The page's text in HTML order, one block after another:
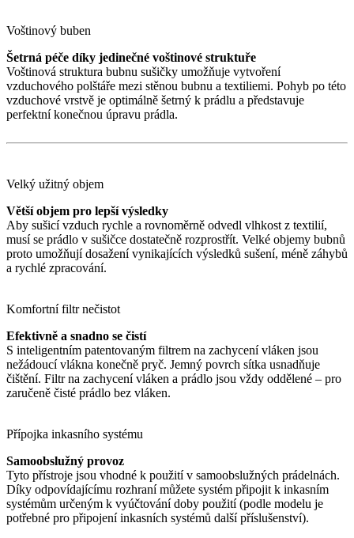
Voštinový buben
Šetrná péče díky jedinečné voštinové struktuře
Voštinová struktura bubnu sušičky umožňuje vytvoření
vzduchového polštáře mezi stěnou bubnu a textiliemi. Pohyb po této
vzduchové vrstvě je optimálně šetrný k prádlu a představuje
perfektní konečnou úpravu prádla.
Velký užitný objem
Větší objem pro lepší výsledky
Aby sušicí vzduch rychle a rovnoměrně odvedl vlhkost z textilií,
musí se prádlo v sušičce dostatečně rozprostřít. Velké objemy bubnů
proto umožňují dosažení vynikajících výsledků sušení, méně záhybů
a rychlé zpracování.
Komfortní filtr nečistot
Efektivně a snadno se čistí
S inteligentním patentovaným filtrem na zachycení vláken jsou
nežádoucí vlákna konečně pryč. Jemný povrch sítka usnadňuje
čištění. Filtr na zachycení vláken a prádlo jsou vždy oddělené – pro
zaručeně čisté prádlo bez vláken.
Přípojka inkasního systému
Samoobslužný provoz
Tyto přístroje jsou vhodné k použití v samoobslužných prádelnách.
Díky odpovídajícímu rozhraní můžete systém připojit k inkasním
systémům určeným k vyúčtování doby použití (podle modelu je
potřebné pro připojení inkasních systémů další příslušenství).